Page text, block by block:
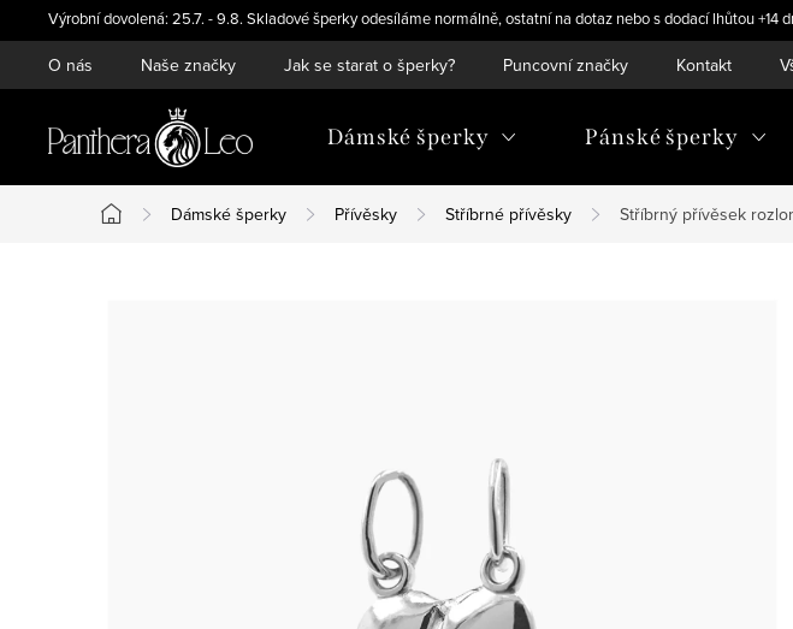
na
obsah
Výrobní dovolená: 25.7. - 9.8. Skladové šperky odesíláme normálně, ostatní na dotaz nebo s dodací lhůtou
O nás Naše značky Jak se starat o šperky? Puncovní značky Kontakt
Dámské šperky Pánské šperky
Domů
Dámské šperky Přívěsky Stříbrné přívěsky Stříbrný přívěsek